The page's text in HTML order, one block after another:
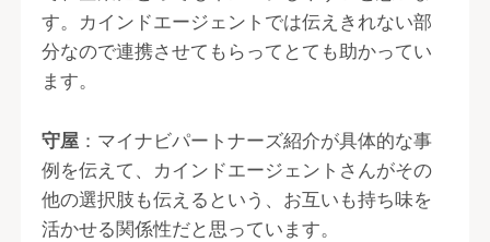
す。カインドエージェントでは伝えきれない部
分なので連携させてもらってとても助かってい
ます。
守屋 ：マイナビパートナーズ紹介が具体的な事
例を伝えて、カインドエージェントさんがその
他の選択肢も伝えるという、お互いも持ち味を
活かせる関係性だと思っています。